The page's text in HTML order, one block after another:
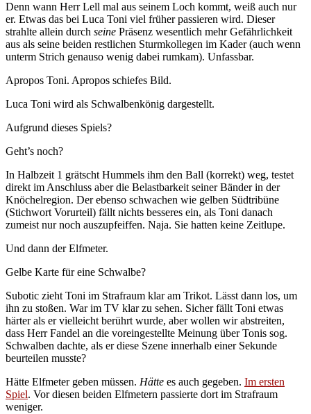
Denn wann Herr Lell mal aus seinem Loch kommt, weiß auch nur
er. Etwas das bei Luca Toni viel früher passieren wird. Dieser
strahlte allein durch seine Präsenz wesentlich mehr Gefährlichkeit
aus als seine beiden restlichen Sturmkollegen im Kader (auch wenn
unterm Strich genauso wenig dabei rumkam). Unfassbar.
Apropos Toni. Apropos schiefes Bild.
Luca Toni wird als Schwalbenkönig dargestellt.
Aufgrund dieses Spiels?
Geht’s noch?
In Halbzeit 1 grätscht Hummels ihm den Ball (korrekt) weg, testet
direkt im Anschluss aber die Belastbarkeit seiner Bänder in der
Knöchelregion. Der ebenso schwachen wie gelben Südtribüne
(Stichwort Vorurteil) fällt nichts besseres ein, als Toni danach
zumeist nur noch auszupfeiffen. Naja. Sie hatten keine Zeitlupe.
Und dann der Elfmeter.
Gelbe Karte für eine Schwalbe?
Subotic zieht Toni im Strafraum klar am Trikot. Lässt dann los, um
ihn zu stoßen. War im TV klar zu sehen. Sicher fällt Toni etwas
härter als er vielleicht berührt wurde, aber wollen wir abstreiten,
dass Herr Fandel an die voreingestellte Meinung über Tonis sog.
Schwalben dachte, als er diese Szene innerhalb einer Sekunde
beurteilen musste?
Hätte Elfmeter geben müssen. Hätte es auch gegeben. Im ersten
Spiel. Vor diesen beiden Elfmetern passierte dort im Strafraum
weniger.